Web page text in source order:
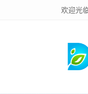
欢迎光